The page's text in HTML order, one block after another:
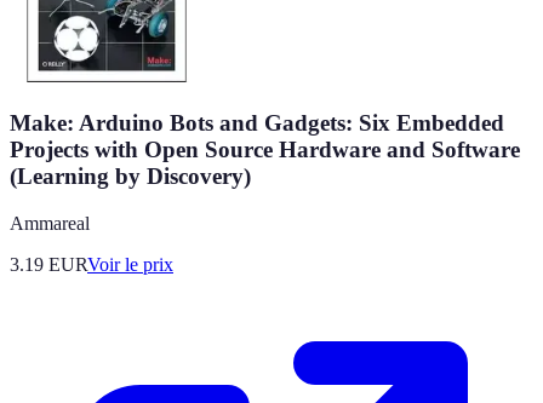
Make: Arduino Bots and Gadgets: Six Embedded
Projects with Open Source Hardware and Software
(Learning by Discovery)
Ammareal
3.19 EURVoir le prix